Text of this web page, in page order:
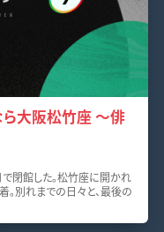
ら大阪松竹座 ～俳
閉館した。松竹座に開かれ
別れまでの日々と、最後の